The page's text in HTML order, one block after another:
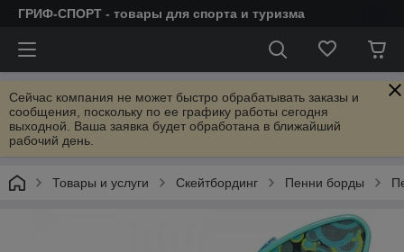
ГРИФ-СПОРТ - товары для спорта и туризма
Сейчас компания не может быстро обрабатывать заказы и
сообщения, поскольку по ее графику работы сегодня
выходной. Ваша заявка будет обработана в ближайший
рабочий день.
Товары и услуги Скейтбординг Пенни борды